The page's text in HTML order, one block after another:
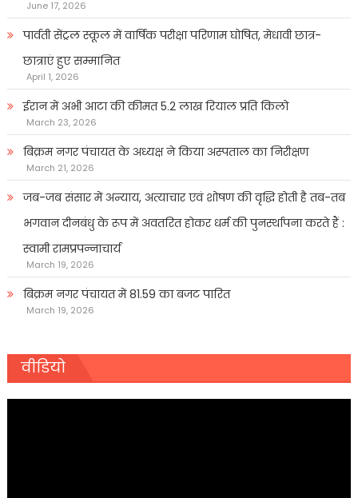
June 17, 2026
पार्वती सेंट्रल स्कूल में वार्षिक परीक्षा परिणाम घोषित, मेधावी छात्र-
छात्राएं हुए सम्मानित
April 1, 2026
ईरान में अभी आटा की कीमत 5.2 लाख रियाल प्रति किलो
March 23, 2026
बिक्रम नगर पंचायत के अध्यक्ष ने किया अस्पताल का निरीक्षण
March 21, 2026
जब-जब संसार में अन्याय, अत्याचार एवं शोषण की वृद्धि होती है तब-तब
भगवान दीनबंधु के रूप में अवतरित होकर धर्म की पुनर्स्थापना करते हैं :
स्वामी रामप्रपन्नाचार्य
March 19, 2026
बिक्रम नगर पंचायत में 81.59 का बजट पारित
March 19, 2026
वीडियो